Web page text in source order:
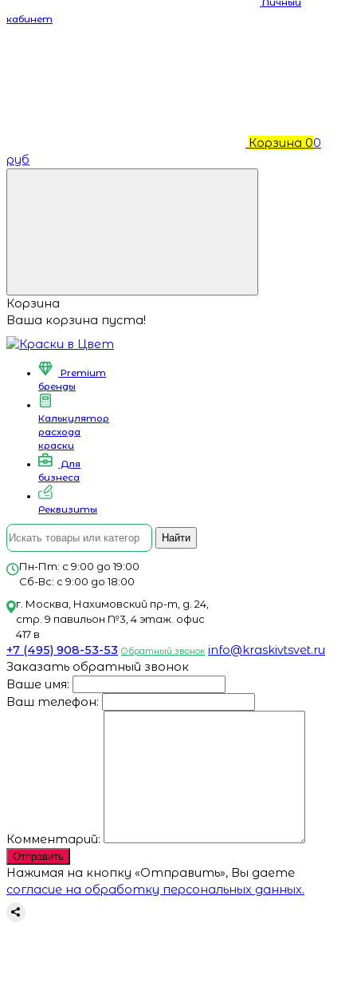
кабинет
Корзина 00
руб
Корзина
Ваша корзина пуста!
Premium
бренды
Калькулятор
расхода
краски
Для
бизнеса
Реквизиты
Найти
Пн-Пт: с 9:00 до 19:00
Сб-Вс: с 9:00 до 18:00
г. Москва, Нахимовский пр-т, д. 24,
стр. 9 павильон №3, 4 этаж. офис
417 в
+7 (495) 908-53-53 Обратный звонок info@kraskivtsvet.ru
Заказать обратный звонок
Ваше имя:
Ваш телефон:
Комментарий:
Отправить
Нажимая на кнопку «Отправить», Вы даете
согласие на обработку персональных данных.